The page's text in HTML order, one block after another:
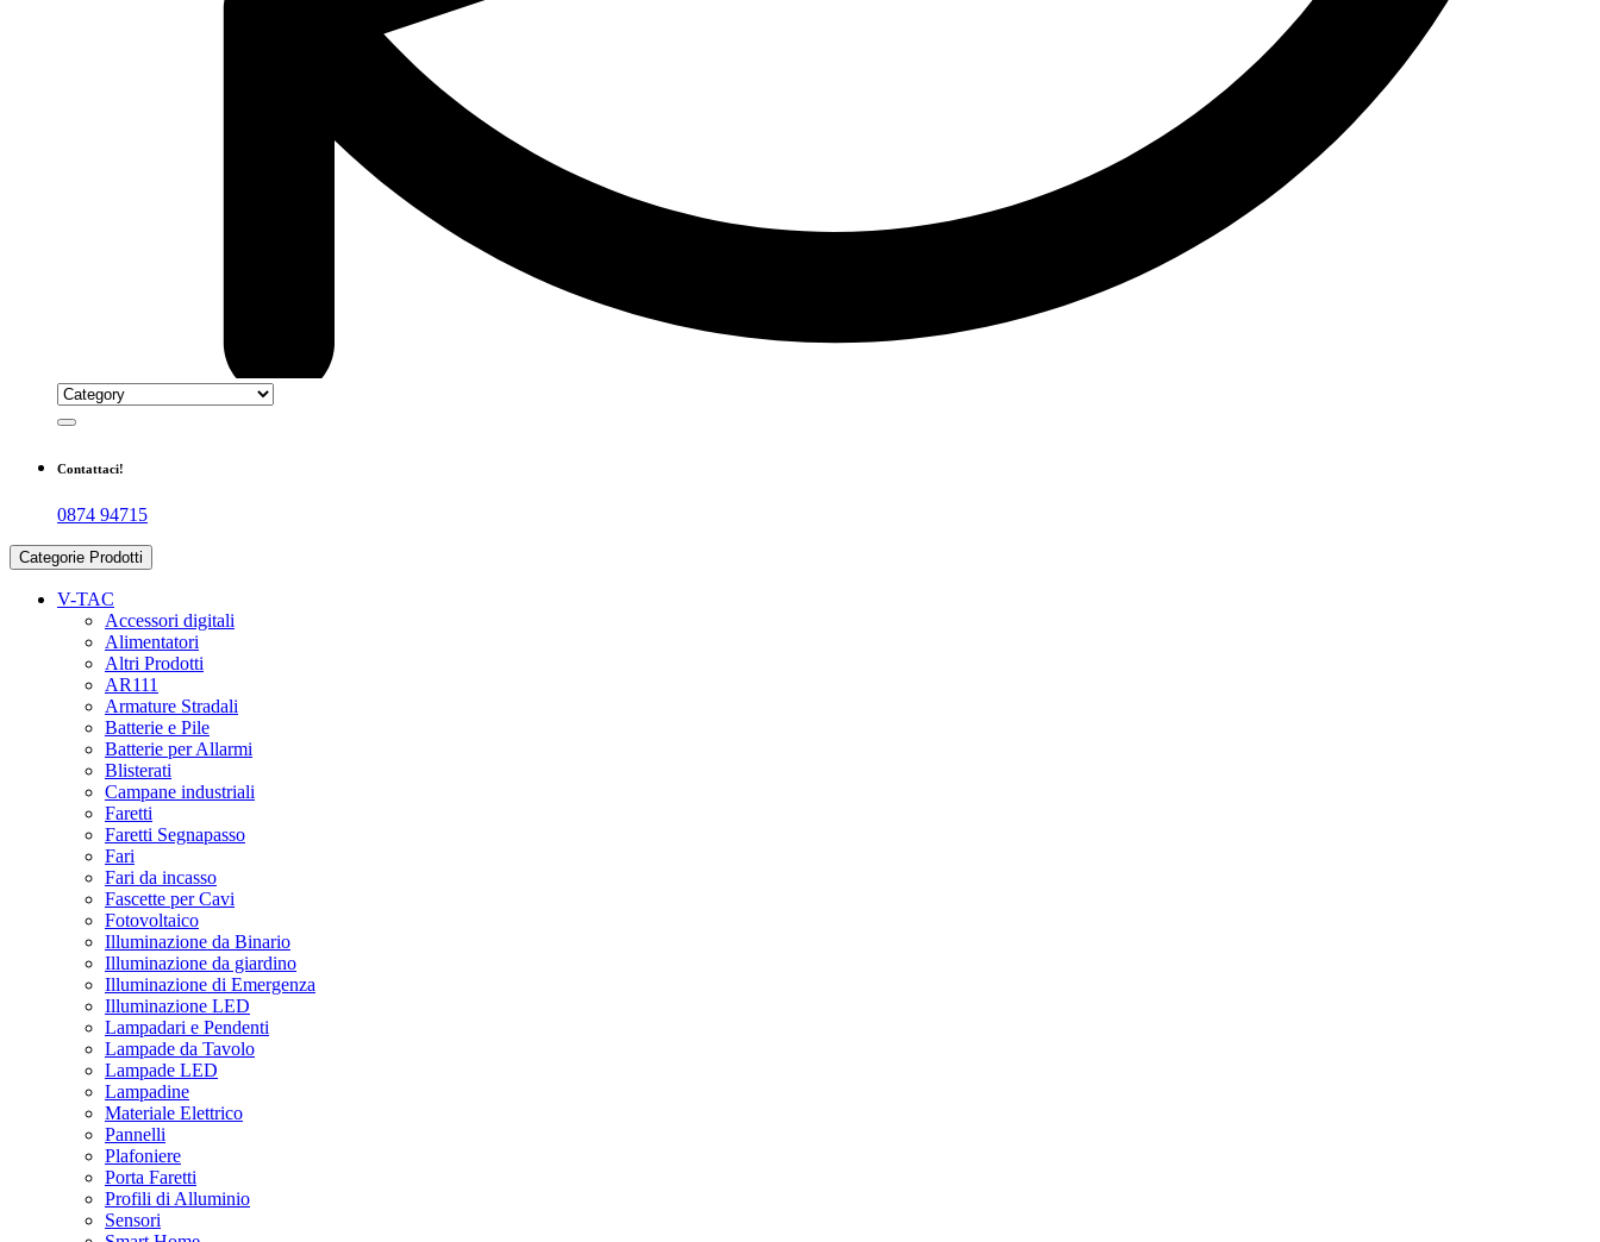
Contattaci!
0874 94715
Categorie Prodotti
V-TAC
Accessori digitali
Alimentatori
Altri Prodotti
AR111
Armature Stradali
Batterie e Pile
Batterie per Allarmi
Blisterati
Campane industriali
Faretti
Faretti Segnapasso
Fari
Fari da incasso
Fascette per Cavi
Fotovoltaico
Illuminazione da Binario
Illuminazione da giardino
Illuminazione di Emergenza
Illuminazione LED
Lampadari e Pendenti
Lampade da Tavolo
Lampade LED
Lampadine
Materiale Elettrico
Pannelli
Plafoniere
Porta Faretti
Profili di Alluminio
Sensori